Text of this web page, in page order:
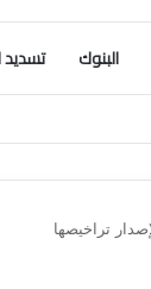
البنوك